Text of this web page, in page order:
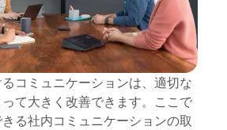
コミュニケーションは、適切な
て大きく改善できます。ここで
る社内コミュニケーションの取